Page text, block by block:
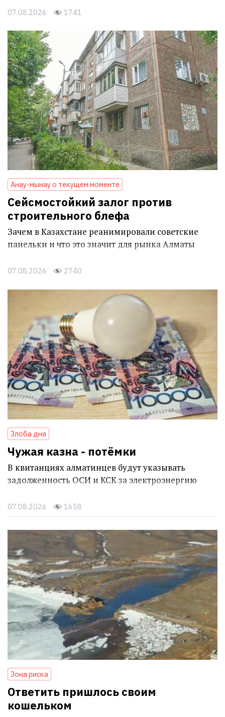
07.08.2026 1741
Анау-мынау о текущем моменте
Сейсмостойкий залог против
строительного блефа
Зачем в Казахстане реанимировали советские
панельки и что это значит для рынка Алматы
07.08.2026 2740
Злоба дня
Чужая казна - потёмки
В квитанциях алматинцев будут указывать
задолженность ОСИ и КСК за электроэнергию
07.08.2026 1658
Зона риска
Ответить пришлось своим
кошельком